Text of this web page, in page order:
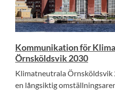
Kommunikation för
Örnsköldsvik 2030
Klimatneutrala
en långsiktig